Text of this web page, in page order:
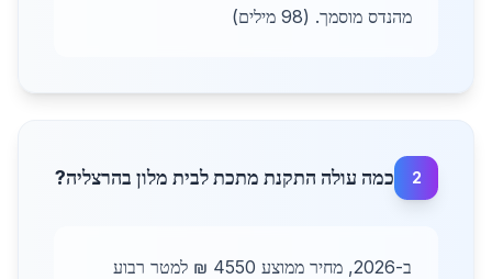
מהנדס מוסמך. (98 מילים)
2 כמה עולה התקנת מתכת לבית מלון בהרצליה?
ב-2026, מחיר ממוצע 4550 ₪ למטר רבוע